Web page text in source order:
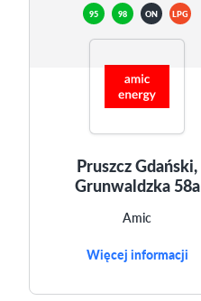
95 98 ON LPG
Pruszcz Gdański,
Grunwaldzka 58a
Amic
Więcej informacji